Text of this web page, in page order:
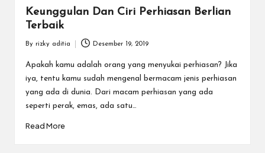
Keunggulan Dan Ciri Perhiasan Berlian
Terbaik
by
By rizky aditia Desember 19, 2019
Apakah kamu adalah orang yang menyukai perhiasan? Jika
iya, tentu kamu sudah mengenal bermacam jenis perhiasan
yang ada di dunia. Dari macam perhiasan yang ada
seperti perak, emas, ada satu…
Read More